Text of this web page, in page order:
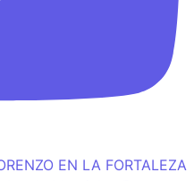
EN LA FORTALEZA